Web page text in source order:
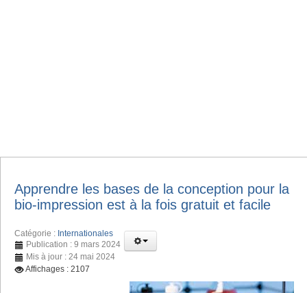
Apprendre les bases de la conception pour la
bio-impression est à la fois gratuit et facile
Catégorie : Internationales
Publication : 9 mars 2024
Mis à jour : 24 mai 2024
Affichages : 2107